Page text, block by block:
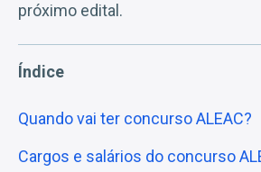
próximo edital.
Índice
Quando vai ter concurso ALEAC?
Cargos e salários do concurso